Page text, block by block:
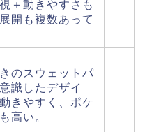
＋動きやすさも
開も複数あって
のスウェットパ
識したデザイ
きやすく、ポケ
高い。